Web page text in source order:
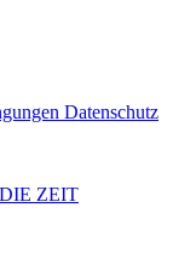
Datenschutz
DIE ZEIT